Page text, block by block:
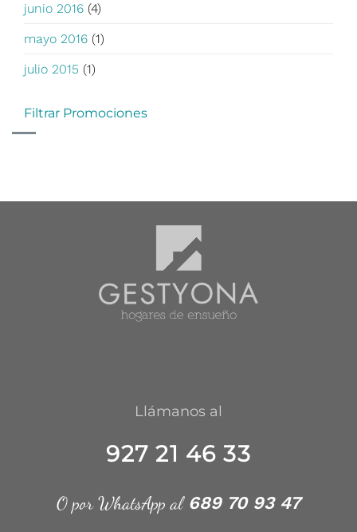
junio 2016 (4)
mayo 2016 (1)
julio 2015 (1)
Filtrar Promociones
Llámanos al
927 21 46 33
O por WhatsApp al 689 70 93 47